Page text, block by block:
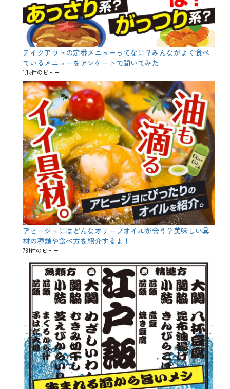
テイクアウトの定番メニューってなに？みんながよく食べ
ているメニューをアンケートで聞いてみた
1.1k件のビュー
アヒージョにはどんなオリーブオイルが合う？美味しい具
材の種類や食べ方を紹介するよ！
781件のビュー